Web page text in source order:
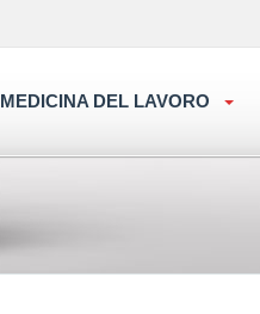
MEDICINA DEL LAVORO